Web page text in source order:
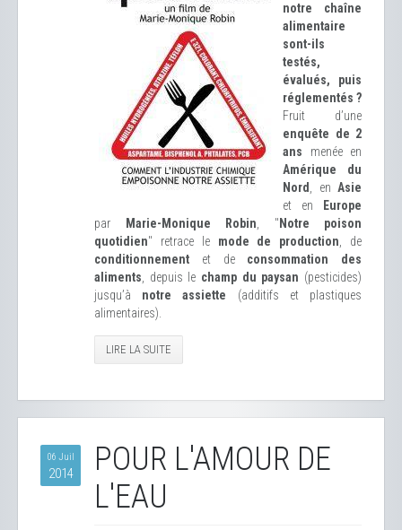
notre chaîne
alimentaire
sont-ils
testés,
évalués, puis
réglementés ?
Fruit d’une
enquête de 2
ans menée en
Amérique du
Nord
, en Asie
et en Europe
par
Marie-Monique Robin , " Notre poison
quotidien" retrace le mode de production , de
conditionnement et de consommation des
aliments , depuis le champ du paysan (pesticides)
jusqu’à notre assiette (additifs et plastiques
alimentaires).
LIRE LA SUITE
06 Juil
2014
POUR L'AMOUR DE
L'EAU